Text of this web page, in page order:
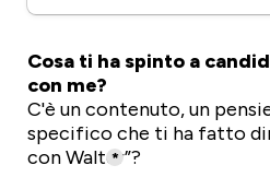
Cosa ti ha spinto a
C'è un contenuto, un
specifico che ti ha fatto
con Walter”?
*